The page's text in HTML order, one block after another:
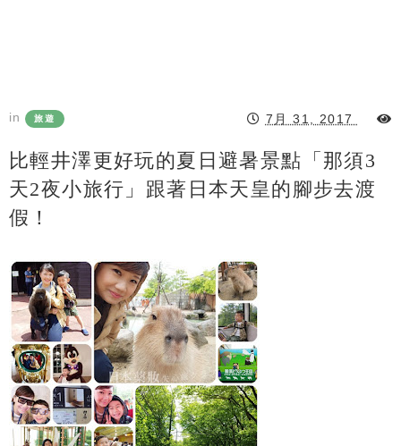
in 旅遊 7月 31, 2017
比輕井澤更好玩的夏日避暑景點「那須3
天2夜小旅行」跟著日本天皇的腳步去渡
假！